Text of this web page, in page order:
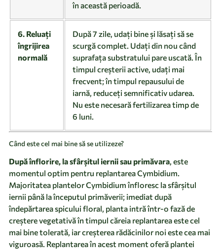
în această perioadă.
6. Reluați
îngrijirea
normală
După 7 zile, udați bine și lăsați să se
scurgă complet. Udați din nou când
suprafața substratului pare uscată. În
timpul creșterii active, udați mai
frecvent; în timpul repausului de
iarnă, reduceți semnificativ udarea.
Nu este necesară fertilizarea timp de
6 luni.
Când este cel mai bine să se utilizeze?
După înflorire, la sfârșitul iernii sau primăvara, este
momentul optim pentru replantarea Cymbidium.
Majoritatea plantelor Cymbidium înfloresc la sfârșitul
iernii până la începutul primăverii; imediat după
îndepărtarea spicului floral, planta intră într-o fază de
creștere vegetativă în timpul căreia replantarea este cel
mai bine tolerată, iar creșterea rădăcinilor noi este cea mai
viguroasă. Replantarea în acest moment oferă plantei